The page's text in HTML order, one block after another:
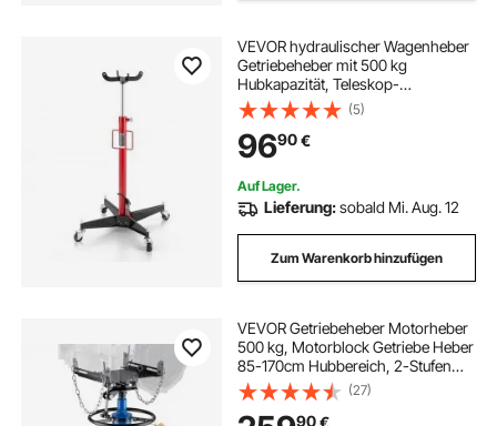
VEVOR hydraulischer Wagenheber
Getriebeheber mit 500 kg
Hubkapazität, Teleskop-
Getriebeheber mit Pedal, 360°-
Schwenkrad, 112-187 cm Hubhöhe,
Hebezeug für Garage / Werkstatt
Rot + Schwarz
(5)
9690€
Auf Lager.
Lieferung:sobald Mi. Aug. 12
Zum Warenkorb hinzufügen
VEVOR Getriebeheber Motorheber
500 kg, Motorblock Getriebe Heber
85-170cm Hubbereich, 2-Stufen
Faulenzer Hydraulischer
Wagenheber Kfz Heber Motorblock
(27)
90€